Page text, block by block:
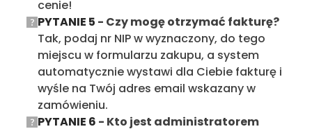
cenie!
PYTANIE 5 - Czy mogę otrzymać fakturę?
Tak, podaj nr NIP w wyznaczony, do tego
miejscu w formularzu zakupu, a system
automatycznie wystawi dla Ciebie fakturę i
wyśle na Twój adres email wskazany w
zamówieniu.
PYTANIE 6 - Kto jest administratorem